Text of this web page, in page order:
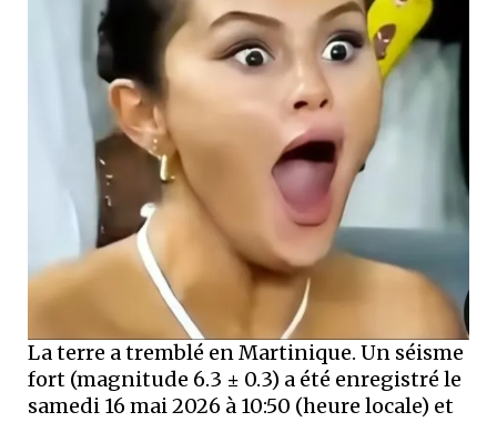
La terre a tremblé en Martinique. Un séisme
fort (magnitude 6.3 ± 0.3) a été enregistré le
samedi 16 mai 2026 à 10:50 (heure locale) et